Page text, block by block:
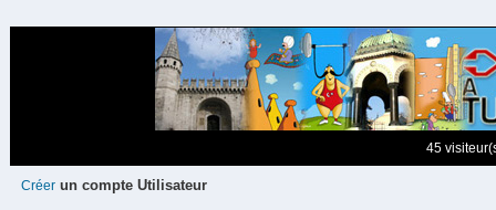
45
Créer un compte Utilisateur